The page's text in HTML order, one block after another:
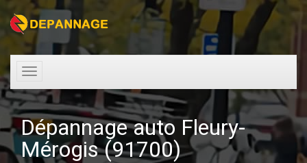
Toggle
navigation
Dépannage auto Fleury-
Mérogis (91700)